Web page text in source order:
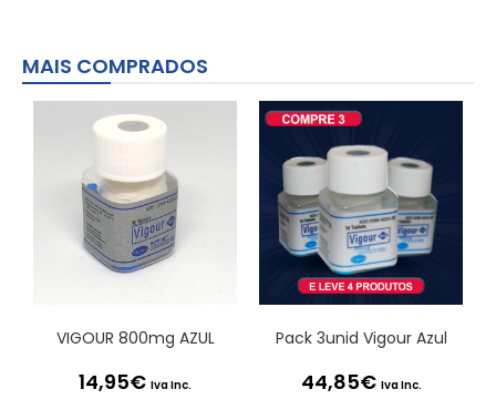
MAIS COMPRADOS
VIGOUR 800mg AZUL
14,95€ Iva Inc.
Pack 3unid Vigour Azul
44,85€ Iva Inc.